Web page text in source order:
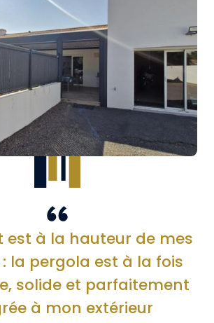
est à la hauteur de mes
la pergola est à la fois
solide et parfaitement
à mon extérieur